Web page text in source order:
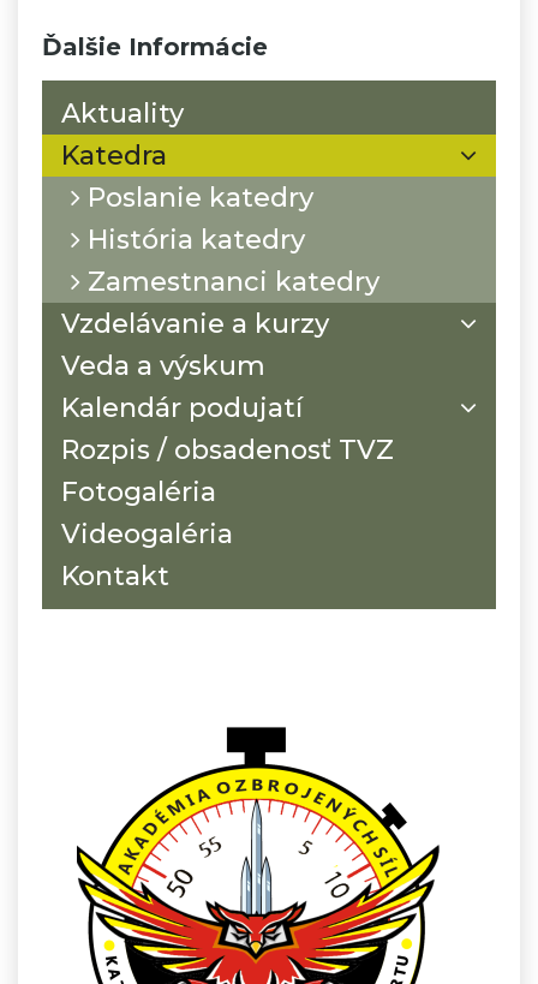
Ďalšie Informácie
Aktuality
Katedra
Poslanie katedry
História katedry
Zamestnanci katedry
Vzdelávanie a kurzy
Veda a výskum
Kalendár podujatí
Rozpis / obsadenosť TVZ
Fotogaléria
Videogaléria
Kontakt